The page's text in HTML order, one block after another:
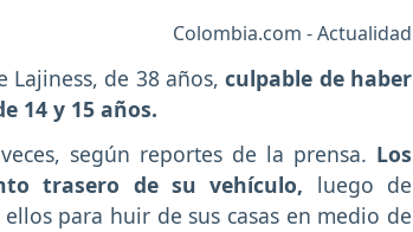
Colombia.com - Actualidad
Lajiness, de 38 años,culpable de haber
14 y 15 años.
según reportes de la prensa. Los
trasero de su vehículo, luego de
para huir de sus casas en medio de